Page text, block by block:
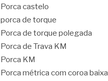
Porca castelo
porca de torque
Porca de torque polegada
Porca de Trava KM
Porca KM
Porca métrica com coroa baixa